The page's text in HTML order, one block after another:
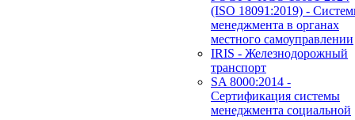
(ISO 18091:2019) -
менеджмента в органах
местного самоуправлении
IRIS - Железнодорожный
транспорт
SA 8000:2014 -
Сертификация системы
менеджмента социальной